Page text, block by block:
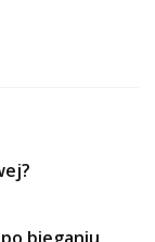
bieganiu